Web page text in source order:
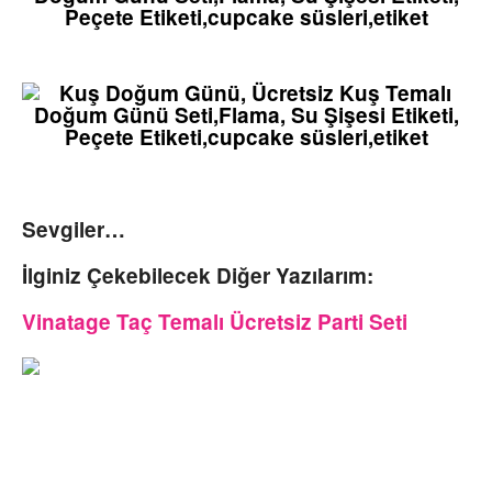
Sevgiler…
İlginiz Çekebilecek Diğer Yazılarım:
Vinatage Taç Temalı Ücretsiz Parti Seti